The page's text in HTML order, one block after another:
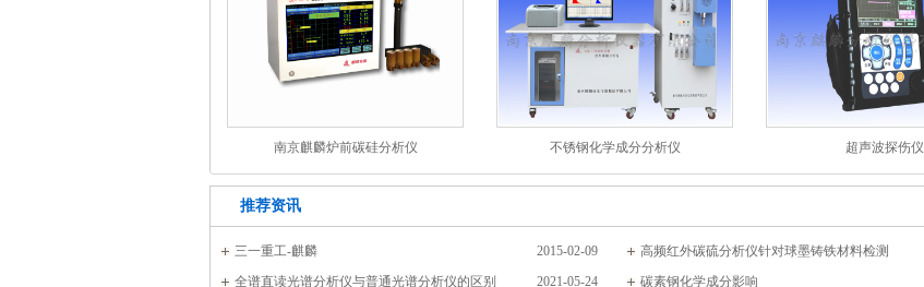
南京麒麟炉前碳硅分析仪 不锈钢化学成分分析仪 超声波探伤仪
推荐资讯
2015-02-09
三一重工-麒麟
高频红外碳硫分析仪针对球墨铸铁材料检测
2021-05-24
全谱直读光谱分析仪与普通光谱分析仪的区别
碳素钢化学成分影响